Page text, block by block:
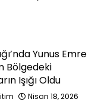
Yunus Emre
Bölgedeki
Işığı Oldu
Nisan 18, 2026